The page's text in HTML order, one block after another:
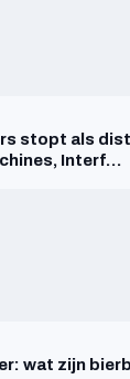
stopt als
Interf…
wat zijn